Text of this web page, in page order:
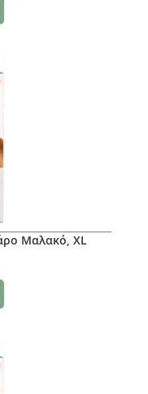
Mαλακό, XL